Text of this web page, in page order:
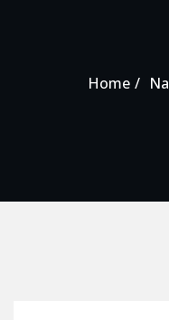
Home